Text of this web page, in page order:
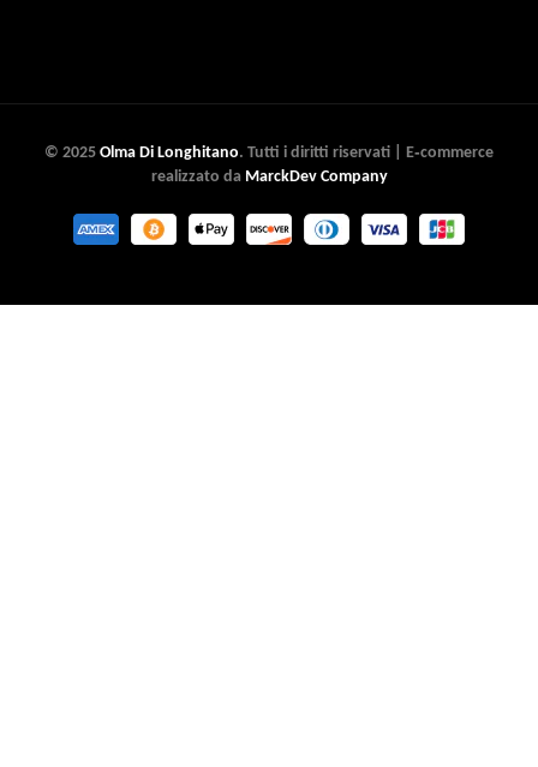
© 2025Olma Di Longhitano. Tutti i diritti riservati | E‑commerce
realizzato da MarckDev Company